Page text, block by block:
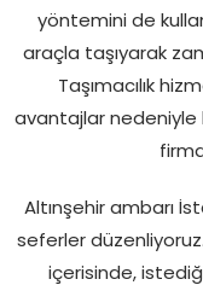
yöntemini de
araçla taşıyarak
Taşımacılık
avantajlar nedeniyle
Altınşehir ambarı
seferler
içerisinde,